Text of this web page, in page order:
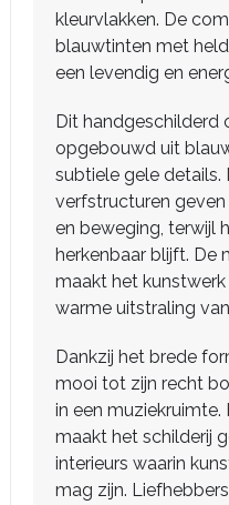
kleurvlakken. De
blauwtinten met
een levendig en
Dit handgeschilderd
opgebouwd uit
subtiele gele details.
verfstructuren
en beweging, terwijl
herkenbaar blijft. De
maakt het
warme uitstraling
Dankzij het brede
mooi tot zijn recht
in een muziekruimte.
maakt het schilderij
interieurs waarin
mag zijn.